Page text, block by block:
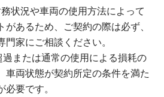
状況や車両の使用方法によって
あるため、ご契約の際は必ず、
家にご相談ください。
または通常の使用による損耗の
車両状態が契約所定の条件を満た
要です。